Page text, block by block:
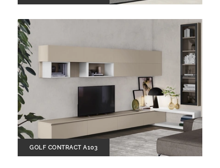
GOLF CONTRACT A103